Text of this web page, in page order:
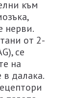
към
нерви.
от 2-
се
на
далака.